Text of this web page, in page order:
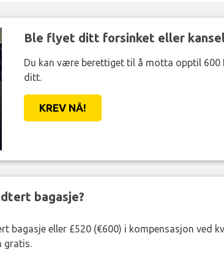
Ble flyet ditt forsinket eller
Du kan være berettiget til å motta opptil 600
ditt.
KREV NÅ!
bagasje?
bagasje eller £520 (€600) i kompensasjon ved
gratis.